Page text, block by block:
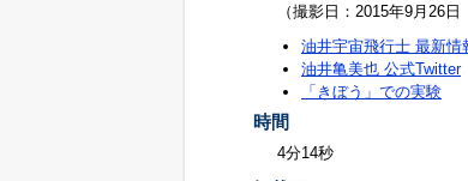
（撮影日：2015年9月26
油井宇宙飛行士 最新情
油井亀美也 公式Twitter
「きぼう」での実験
時間
4分14秒